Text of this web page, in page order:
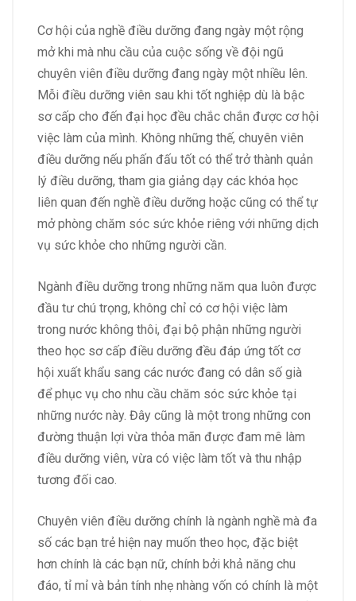
Cơ hội của nghề điều dưỡng đang ngày một rộng
mở khi mà nhu cầu của cuộc sống về đội ngũ
chuyên viên điều dưỡng đang ngày một nhiều lên.
Mỗi điều dưỡng viên sau khi tốt nghiệp dù là bậc
sơ cấp cho đến đại học đều chắc chắn được cơ hội
việc làm của mình. Không những thế, chuyên viên
điều dưỡng nếu phấn đấu tốt có thể trở thành quản
lý điều dưỡng, tham gia giảng dạy các khóa học
liên quan đến nghề điều dưỡng hoặc cũng có thể tự
mở phòng chăm sóc sức khỏe riêng với những dịch
vụ sức khỏe cho những người cần.
Ngành điều dưỡng trong những năm qua luôn được
đầu tư chú trọng, không chỉ có cơ hội việc làm
trong nước không thôi, đại bộ phận những người
theo học sơ cấp điều dưỡng đều đáp ứng tốt cơ
hội xuất khẩu sang các nước đang có dân số già
để phục vụ cho nhu cầu chăm sóc sức khỏe tại
những nước này. Đây cũng là một trong những con
đường thuận lợi vừa thỏa mãn được đam mê làm
điều dưỡng viên, vừa có việc làm tốt và thu nhập
tương đối cao.
Chuyên viên điều dưỡng chính là ngành nghề mà đa
số các bạn trẻ hiện nay muốn theo học, đặc biệt
hơn chính là các bạn nữ, chính bởi khả năng chu
đáo, tỉ mỉ và bản tính nhẹ nhàng vốn có chính là một